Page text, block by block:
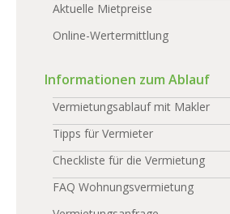
Aktuelle Mietpreise
Online-Wertermittlung
Informationen zum Ablauf
Vermietungsablauf mit Makler
Tipps für Vermieter
Checkliste für die Vermietung
FAQ Wohnungsvermietung